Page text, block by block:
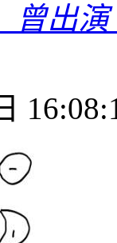
曾出